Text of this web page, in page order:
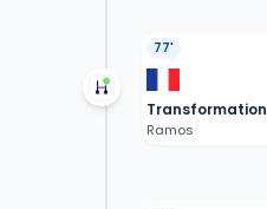
77'
Transformation
Ramos